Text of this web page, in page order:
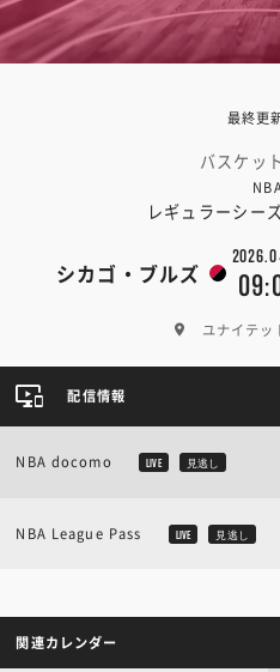
最終更
バスケッ
レギュラーシー
シカゴ・ブルズ
ユナイテッ
配信情報
NBA docomo LIVE 見逃し
NBA League Pass LIVE 見逃し
関連カレンダー